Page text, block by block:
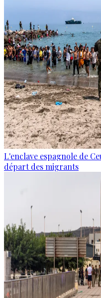
L'enclave espagnole de
départ des migrants